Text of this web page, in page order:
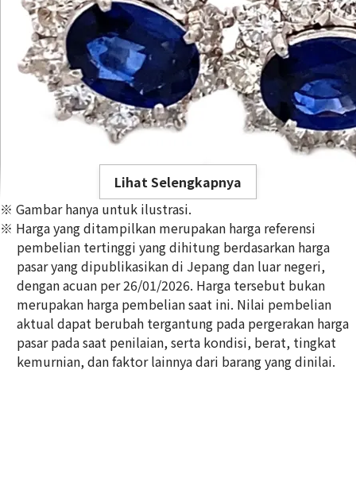
Platinum (Pt900) earrings
Referensi Harga Buyback
ASK
Lihat Selengkapnya
※ Gambar hanya untuk ilustrasi.
※ Harga yang ditampilkan merupakan harga referensi
pembelian tertinggi yang dihitung berdasarkan harga
pasar yang dipublikasikan di Jepang dan luar negeri,
dengan acuan per 26/01/2026. Harga tersebut bukan
merupakan harga pembelian saat ini. Nilai pembelian
aktual dapat berubah tergantung pada pergerakan harga
pasar pada saat penilaian, serta kondisi, berat, tingkat
kemurnian, dan faktor lainnya dari barang yang dinilai.